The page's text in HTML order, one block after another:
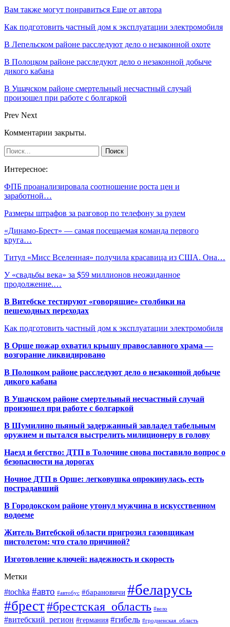
Вам также могут понравиться Еще от автора
Как подготовить частный дом к эксплуатации электромобиля
В Лепельском районе расследуют дело о незаконной охоте
В Полоцком районе расследуют дело о незаконной добыче
дикого кабана
В Ушачском районе смертельный несчастный случай
произошел при работе с болгаркой
Prev Next
Комментарии закрыты.
Интересное:
ФПБ проанализировала соотношение роста цен и
заработной…
Размеры штрафов за разговор по телефону за рулем
«Динамо-Брест» — самая посещаемая команда первого
круга…
Титул «Мисс Вселенная» получила красавица из США. Она…
У «свадьбы века» за $59 миллионов неожиданное
продолжение.…
В Витебске тестируют «говорящие» столбики на
пешеходных переходах
Как подготовить частный дом к эксплуатации электромобиля
В Орше пожар охватил крышу православного храма —
возгорание ликвидировано
В Полоцком районе расследуют дело о незаконной добыче
дикого кабана
В Ушачском районе смертельный несчастный случай
произошел при работе с болгаркой
В Шумилино пьяный задержанный завладел табельным
оружием и пытался выстрелить милиционеру в голову
Наезд и бегство: ДТП в Толочине снова поставило вопрос о
безопасности на дорогах
Ночное ДТП в Орше: легковушка опрокинулась, есть
пострадавший
В Городокском районе утонул мужчина в искусственном
водоеме
Житель Витебской области пригрозил газовщикам
пистолетом: что стало причиной?
Изготовление ключей: надежность и скорость
Метки
#tochka #авто #автобус #барановичи #беларусь
#брест#брестская_область #вело
#витебский_регион #германия #гибель #гродненская_область